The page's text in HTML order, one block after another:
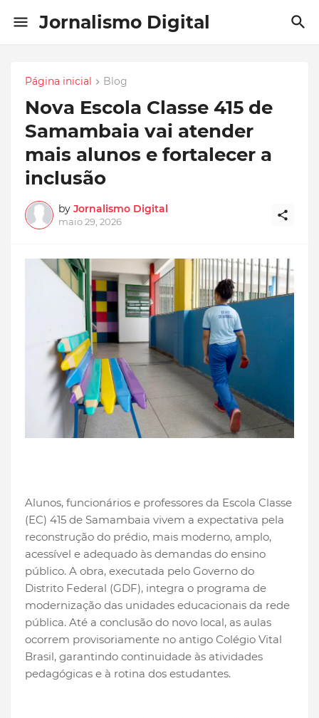
Jornalismo Digital
Página inicial Blog
Nova Escola Classe 415 de
Samambaia vai atender
mais alunos e fortalecer a
inclusão
by Jornalismo Digital
maio 29, 2026
Alunos, funcionários e professores da Escola Classe
(EC) 415 de Samambaia vivem a expectativa pela
reconstrução do prédio, mais moderno, amplo,
acessível e adequado às demandas do ensino
público. A obra, executada pelo Governo do
Distrito Federal (GDF), integra o programa de
modernização das unidades educacionais da rede
pública. Até a conclusão do novo local, as aulas
ocorrem provisoriamente no antigo Colégio Vital
Brasil, garantindo continuidade às atividades
pedagógicas e à rotina dos estudantes.